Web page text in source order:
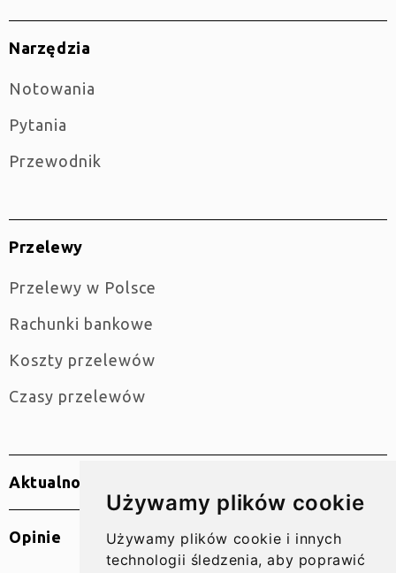
Używamy plików cookie
Używamy plików cookie i innych
technologii śledzenia, aby poprawić
Narzędzia
Notowania
Pytania
Przewodnik
Przelewy
Przelewy w Polsce
Rachunki bankowe
Koszty przelewów
Czasy przelewów
Aktualności
Opinie